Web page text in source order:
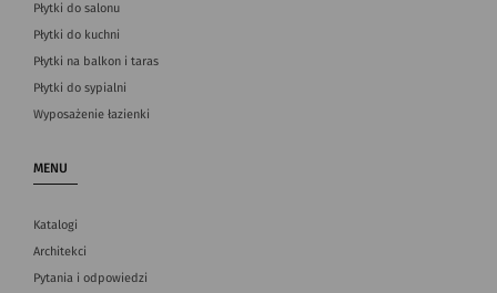
Płytki do salonu
Płytki do kuchni
Płytki na balkon i taras
Płytki do sypialni
Wyposażenie łazienki
MENU
Katalogi
Architekci
Pytania i odpowiedzi